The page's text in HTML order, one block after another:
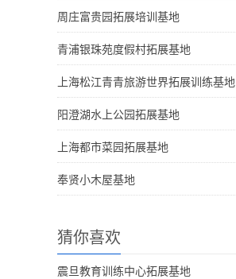
周庄富贵园拓展培训基地
青浦银珠苑度假村拓展基地
上海松江青青旅游世界拓展训练基地
阳澄湖水上公园拓展基地
上海都市菜园拓展基地
奉贤小木屋基地
猜你喜欢
震旦教育训练中心拓展基地